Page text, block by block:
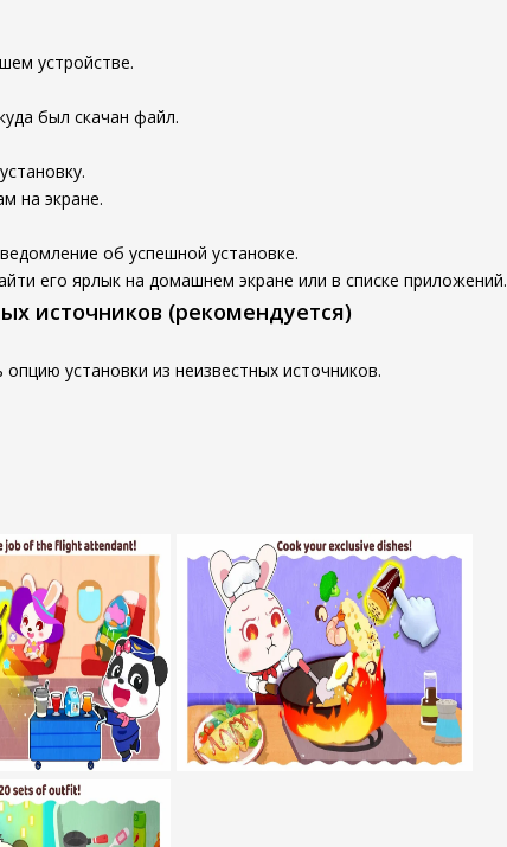
устройстве.
был скачан файл.
на экране.
об успешной установке.
его ярлык на домашнем экране или в списке приложений.
источников (рекомендуется)
установки из неизвестных источников.